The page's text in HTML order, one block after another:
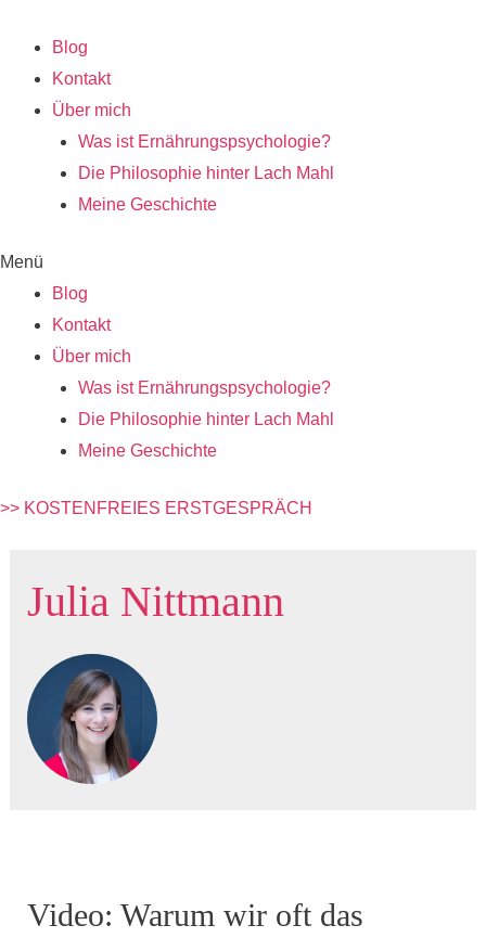
Inhalt
springen
Blog
Kontakt
Über mich
Was ist Ernährungspsychologie?
Die Philosophie hinter Lach Mahl
Meine Geschichte
Menü
Blog
Kontakt
Über mich
Was ist Ernährungspsychologie?
Die Philosophie hinter Lach Mahl
Meine Geschichte
>> KOSTENFREIES ERSTGESPRÄCH
Julia Nittmann
Video: Warum wir oft das